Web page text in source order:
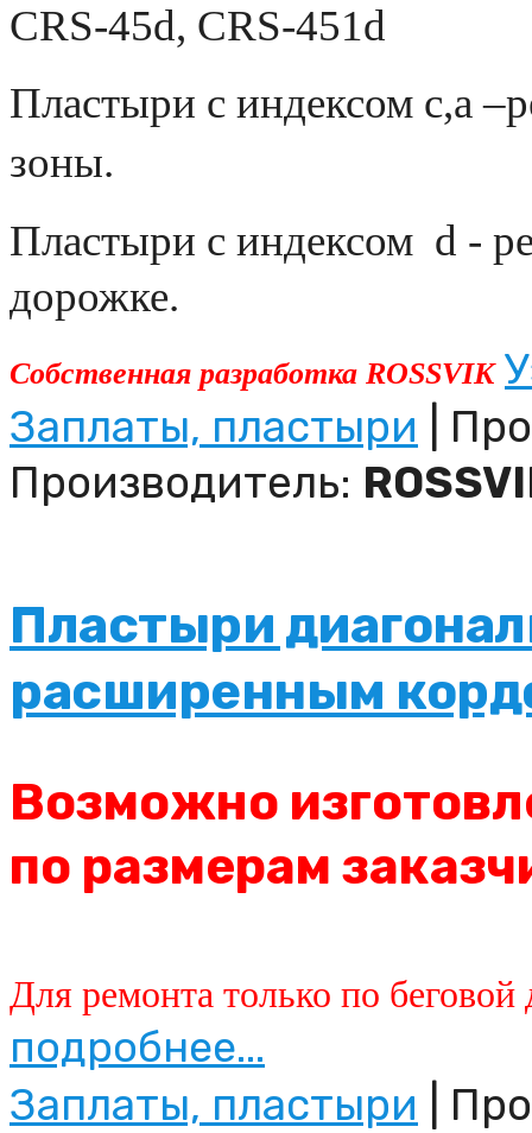
CRS-45d, CRS-451d
Пластыри с индексом с,а
зоны.
Пластыри с индексом d -
дорожке.
Собственная разработка ROSSVIK
Заплаты, пластыри |
Производитель:
Пластыри
расширенным
Возможно
по размерам
Для ремонта только по беговой
подробнее...
Заплаты, пластыри |